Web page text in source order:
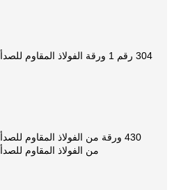
304 رقم 1 ورقة الفولاذ المقاوم للصدأ
430 ورقة من الفولاذ المقاوم للصدأ
من الفولاذ المقاوم للصدأ